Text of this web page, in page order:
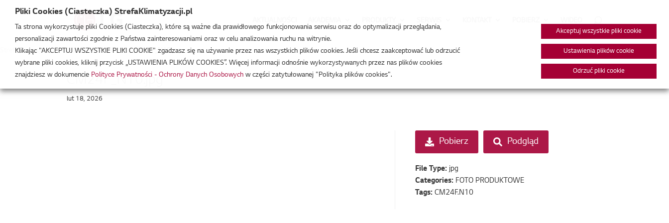
Strefa Klimatyzacji /FOTO PRODUKTOWE /CM24F_N10.jpg
CM24F_N10.jpg
lut 18, 2026
Pobierz Podgląd
File Type: jpg
Categories: FOTO PRODUKTOWE
Tags:CM24F.N10
Pliki Cookies (Ciasteczka) StrefaKlimatyzacji.pl
Ta strona wykorzystuje pliki Cookies (Ciasteczka), które są ważne dla prawidłowego funkcjonowania serwisu oraz do optymalizacji przeglądania,
personalizacji zawartości zgodnie z Państwa zainteresowaniami oraz w celu analizowania ruchu na witrynie.
Klikając "AKCEPTUJ WSZYSTKIE PLIKI COOKIE" zgadzasz się na używanie przez nas wszystkich plików cookies. Jeśli chcesz zaakceptować lub odrzucić
wybrane pliki cookies, kliknij przycisk „USTAWIENIA PLIKÓW COOKIES”. Więcej informacji odnośnie wykorzystywanych przez nas plików cookies
znajdziesz w dokumencie Polityce Prywatności - Ochrony Danych Osobowych w części zatytułowanej "Polityka plików cookies".
Akceptuj wszystkie pliki cookie
Ustawienia plików cookie
Odrzuć pliki cookie